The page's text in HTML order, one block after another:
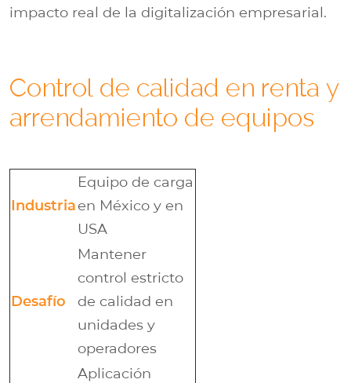
impacto real de la digitalización empresarial.
Control de calidad en renta y
arrendamiento de equipos
Industria
Equipo de carga
en México y en
USA
Desafío
Mantener
control estricto
de calidad en
unidades y
operadores
Aplicación